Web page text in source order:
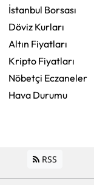
İstanbul Borsası
Döviz Kurları
Altın Fiyatları
Kripto Fiyatları
Nöbetçi Eczaneler
Hava Durumu
RSS